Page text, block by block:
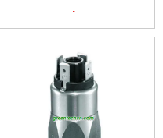
ENCODER KUBLER
VIỆT NAM
.